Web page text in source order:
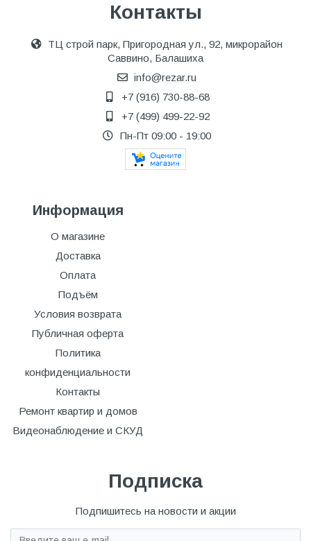
Контакты
ТЦ строй парк, Пригородная ул., 92, микрорайон
Саввино, Балашиха
info@rezar.ru
+7 (916) 730-88-68
+7 (499) 499-22-92
Пн-Пт 09:00 - 19:00
Информация
О магазине
Доставка
Оплата
Подъём
Условия возврата
Публичная оферта
Политика
конфиденциальности
Контакты
Ремонт квартир и домов
Видеонаблюдение и СКУД
Подписка
Подпишитесь на новости и акции